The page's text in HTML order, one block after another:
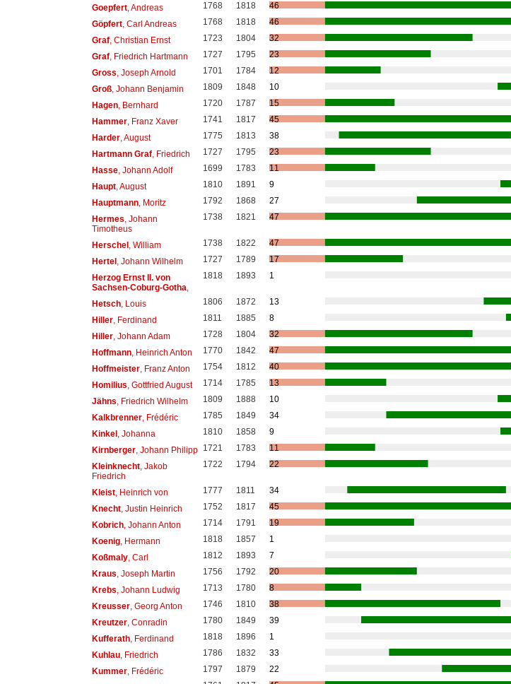
Goepfert, Andreas 1768 1818
46
Göpfert, Carl Andreas 1768 1818
46
Graf, Christian Ernst 1723 1804
32
Graf, Friedrich Hartmann 1727 1795
23
Gross , Joseph Arnold 1701 1784
12
Groß, Johann Benjamin 1809 1848
10
Hagen, Bernhard 1720 1787
15
Hammer, Franz Xaver 1741 1817
45
Harder, August 1775 1813
38
Hartmann Graf, Friedrich 1727 1795
23
Hasse, Johann Adolf 1699 1783
11
Haupt, August 1810 1891
9
Hauptmann, Moritz 1792 1868
27
Hermes , Johann
Timotheus
1738 1821 47
Herschel, William 1738 1822
47
Hertel, Johann Wilhelm 1727 1789
17
Herzog Ernst II. von
Sachsen-Coburg-Gotha
1818 1893 1
Hetsch, Louis 1806 1872
13
Hiller, Ferdinand 1811 1885
8
Hiller, Johann Adam 1728 1804
32
Hoffmann, Heinrich Anton 1770 1842
47
Hoffmeister, Franz Anton 1754 1812
40
Homilius , Gottfried August 1714 1785
13
Jähns , Friedrich Wilhelm 1809 1888
10
Kalkbrenner, Frédéric 1785 1849
34
Kinkel, Johanna 1810 1858
9
Kirnberger, Johann Philipp 1721 1783
11
Kleinknecht, Jakob
Friedrich
1722 1794 22
Kleist, Heinrich von 1777 1811
34
Knecht, Justin Heinrich 1752 1817
45
Kobrich, Johann Anton 1714 1791
19
Koenig, Hermann 1818 1857
1
Koßmaly, Carl 1812 1893
7
Kraus , Joseph Martin 1756 1792
20
Krebs , Johann Ludwig 1713 1780
8
Kreusser, Georg Anton 1746 1810
38
Kreutzer, Conradin 1780 1849
39
Kufferath, Ferdinand 1818 1896
1
Kuhlau, Friedrich 1786 1832
33
Kummer, Frédéric 1797 1879
22